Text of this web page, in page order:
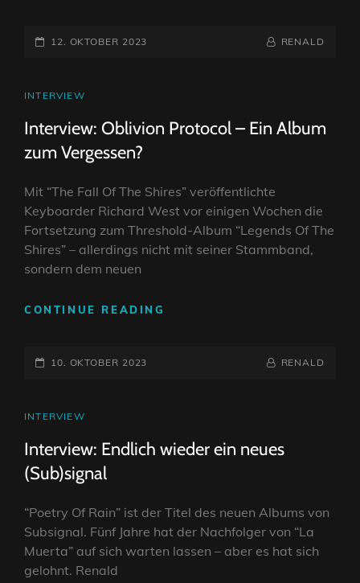
AUF
POSTED-
12. OKTOBER 2023
BY
BYLINE
RENALD
CAT
INTERVIEW
Interview: Oblivion Protocol – Ein Album
zum Vergessen?
Mit “The Fall Of The Shires” veröffentlichte
Keyboarder Richard West vor einigen Wochen die
Fortsetzung zum Threshold-Album “Legends Of The
Shires” – allerdings nicht mit seiner Stammband,
sondern dem neuen
CONTINUE READING
POSTED-
10. OKTOBER 2023
BY
BYLINE
RENALD
CAT
INTERVIEW
Interview: Endlich wieder ein neues
(Sub)signal
“Poetry Of Rain” ist der Titel des neuen Albums von
Subsignal. Fünf Jahre hat der Nachfolger von “La
Muerta” auf sich warten lassen – aber es hat sich
gelohnt. Renald